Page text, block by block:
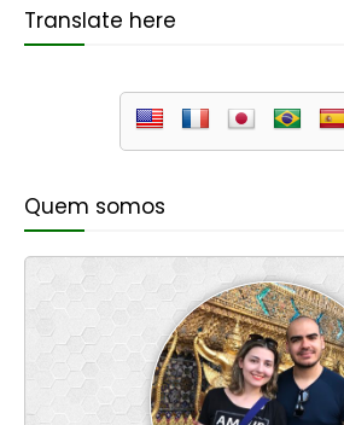
Translate here
Quem somos